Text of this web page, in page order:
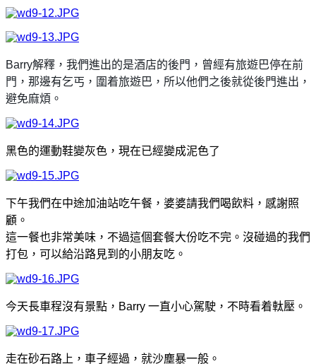
Barry解釋，我們進出的是酒店的後門，曾經有旅遊巴停在前
門，那邊有乞丐，圍着旅遊巴，所以他們之後就從後門進出，
避免麻煩。
黑色的運動鞋變灰色，現在已經變成泥色了
下午我們在中途加油站吃午餐，婆婆請我們喝飲料，感謝照
顧。
這一餐也非常美味，不過這個套餐大份吃不完。沒碰過的我們
打包，可以給沿路見到的小朋友吃。
今天長車程沒有景點，Barry 一直小心駕駛，不時看着軚壓。
走在砂石路上，車子經過，就沙塵暴一般。